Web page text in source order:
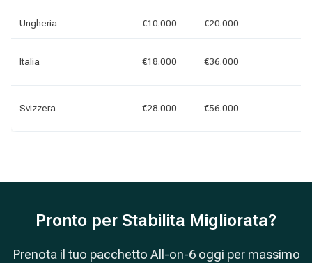
Ungheria €10.000 €20.000
Italia €18.000 €36.000
Svizzera €28.000 €56.000
Pronto per Stabilita Migliorata?
Prenota il tuo pacchetto All-on-6 oggi per massimo